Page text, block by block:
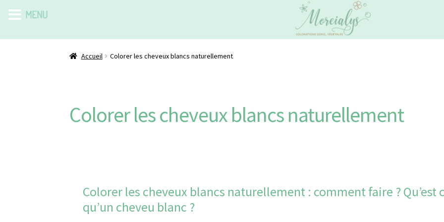
Accueil Colorer les cheveux blancs naturellement
Colorer les cheveux blancs naturellement
Colorer les cheveux blancs naturellement : comment faire ? Qu’est
qu’un cheveu blanc ?
MENU